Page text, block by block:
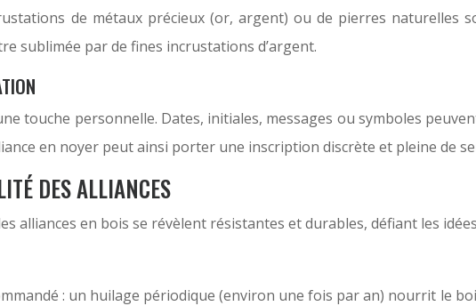
de métaux précieux (or, argent) ou de pierres naturelles
sublimée par de fines incrustations d’argent.
touche personnelle. Dates, initiales, messages ou symboles
en noyer peut ainsi porter une inscription discrète et pleine de
DES ALLIANCES
alliances en bois se révèlent résistantes et durables, défiant les
: un huilage périodique (environ une fois par an) nourrit le